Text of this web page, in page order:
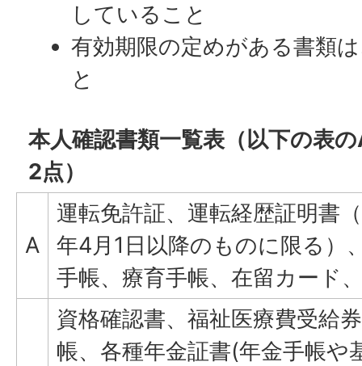
していること
有効期限の定めがある書類
と
本人確認書類一覧表（以下の表
2点）
A
運転免許証、運転経歴証明書
年4月1日以降のものに限る）
手帳、療育手帳、在留カード
資格確認書、福祉医療費受給
帳、各種年金証書(年金手帳や